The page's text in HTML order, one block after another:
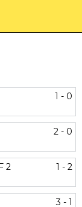
1 - 0
2 - 0
2
1 - 2
3 - 1